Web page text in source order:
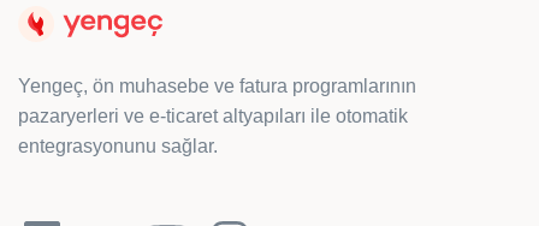
Yengeç, ön muhasebe ve fatura programlarının
pazaryerleri ve e-ticaret altyapıları ile otomatik
entegrasyonunu sağlar.